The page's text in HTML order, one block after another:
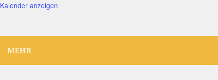
Kalender anzeigen
MEHR